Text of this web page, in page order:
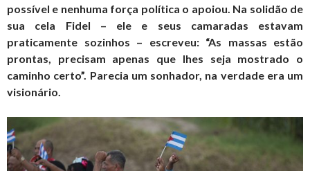
possível e nenhuma força política o apoiou. Na solidão de
sua cela Fidel – ele e seus camaradas estavam
praticamente sozinhos – escreveu: “As massas estão
prontas, precisam apenas que lhes seja mostrado o
caminho certo”. Parecia um sonhador, na verdade era um
visionário.